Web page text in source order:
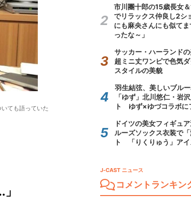
ても語っていた
市川團十郎の15歳長女
でリラックス仲良し2
にも麻央さんにも似て
ったな～」
サッカー・ハーランドの
超ミニ丈ワンピで色気
スタイルの美貌
羽生結弦、美しいブル
「ゆず」北川悠仁・岩
ト ゆず×ゆづコラボに
ドイツの美女フィギュ
ルーズソックス衣装で
ト 「りくりゅう」ア
J-CAST ニュース
コメントランキン